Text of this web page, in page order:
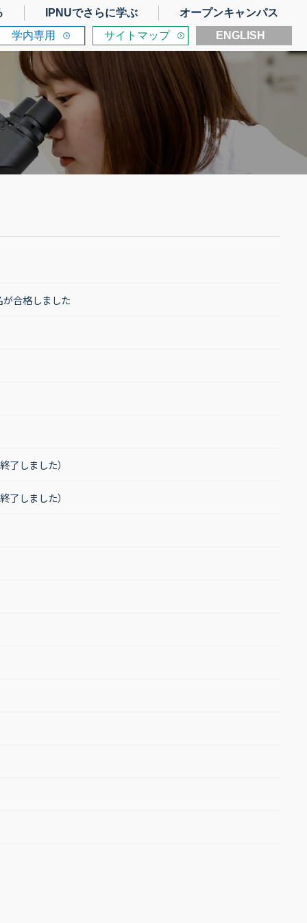
IPNUでさらに学ぶ
オープンキャンパス
学内専用 サイトマップ ENGLISH
合格しました
しました）
しました）